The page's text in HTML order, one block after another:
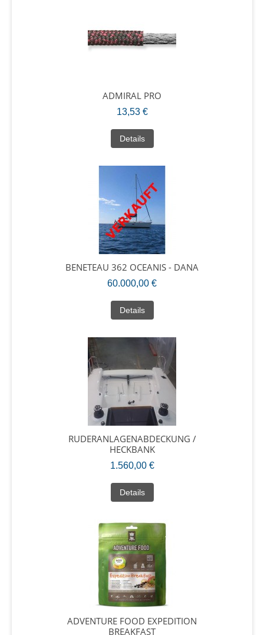
ADMIRAL PRO
13,53 €
Details
BENETEAU 362 OCEANIS - DANA
60.000,00 €
Details
RUDERANLAGENABDECKUNG /
HECKBANK
1.560,00 €
Details
ADVENTURE FOOD EXPEDITION
BREAKFAST